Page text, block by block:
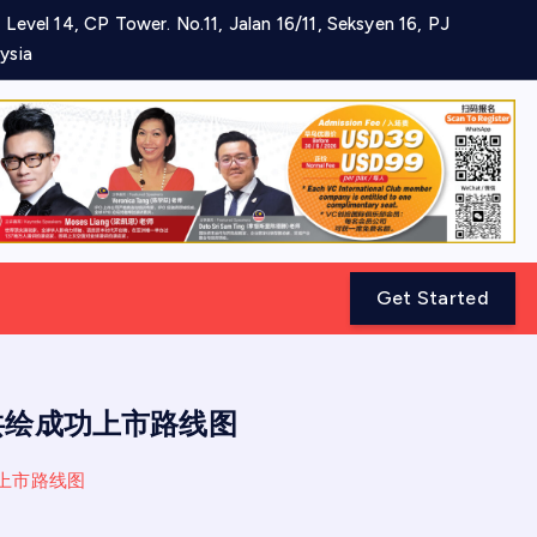
14, CP Tower. No.11, Jalan 16/11, Seksyen 16, PJ
Get Started
成功上市路线图
市路线图